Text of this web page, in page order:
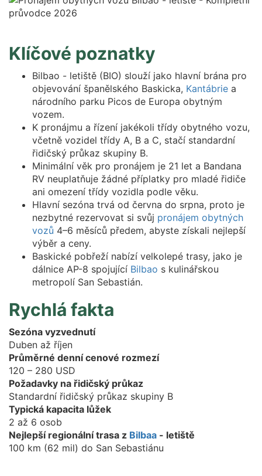
Klíčové poznatky
Bilbao - letiště (BIO) slouží jako hlavní brána pro
objevování španělského Baskicka, Kantábrie a
národního parku Picos de Europa obytným
vozem.
K pronájmu a řízení jakékoli třídy obytného vozu,
včetně vozidel třídy A, B a C, stačí standardní
řidičský průkaz skupiny B.
Minimální věk pro pronájem je 21 let a Bandana
RV neuplatňuje žádné příplatky pro mladé řidiče
ani omezení třídy vozidla podle věku.
Hlavní sezóna trvá od června do srpna, proto je
nezbytné rezervovat si svůj pronájem obytných
vozů 4–6 měsíců předem, abyste získali nejlepší
výběr a ceny.
Baskické pobřeží nabízí velkolepé trasy, jako je
dálnice AP-8 spojující Bilbao s kulinářskou
metropolí San Sebastián.
Rychlá fakta
Sezóna vyzvednutí
Duben až říjen
Průměrné denní cenové rozmezí
120 – 280 USD
Požadavky na řidičský průkaz
Standardní řidičský průkaz skupiny B
Typická kapacita lůžek
2 až 6 osob
Nejlepší regionální trasa z Bilbaa - letiště
100 km (62 mil) do San Sebastiánu